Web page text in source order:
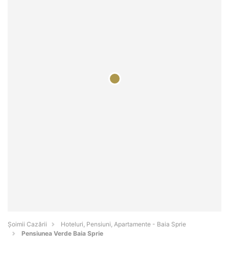
Șoimii Cazării
Hoteluri, Pensiuni, Apartamente - Baia Sprie
Pensiunea Verde Baia Sprie